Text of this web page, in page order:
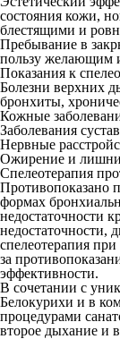
состояния кожи,
блестящими и
Пребывание в
пользу желающим
Показания к
Болезни верхних
бронхиты,
Кожные
Заболевания
Нервные
Ожирение и
Спелеотерапия
Противопоказано
формах
недостаточности
недостаточности,
спелеотерапия
за
эффективности.
В сочетании с
Белокурихи и в
процедурами
второе дыхание и